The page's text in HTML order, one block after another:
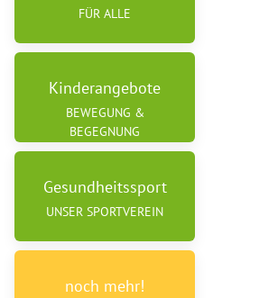
FÜR ALLE
Kinderangebote
BEWEGUNG &
BEGEGNUNG
Gesundheitssport
UNSER SPORTVEREIN
noch mehr!